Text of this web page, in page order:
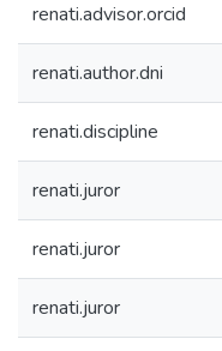
renati.advisor.orcid
renati.author.dni
renati.discipline
renati.juror
renati.juror
renati.juror